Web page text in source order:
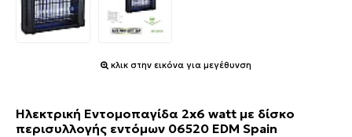
κλικ στην εικόνα για μεγέθυνση
Ηλεκτρική Εντομοπαγίδα 2x6 watt με δίσκο
περισυλλογής εντόμων 06520 EDM Spain